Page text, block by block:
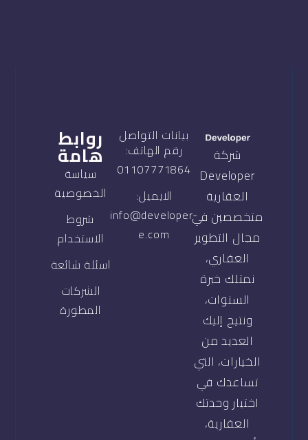
شركة
Developer
العقارية
متخصصين في
مجال التطوير
العقاري،
نمتلك خبرة
السنوات،
ونتيح إليك
العديد من
الخيارات، التي
تساعدك في
اختيار وحدتك
العقارية،
بيانات التواصل
رقم الهاتف:
01107771864
الايميل:
info@developer-
e.com
روابط
هامة
سياسة
الخصوصية
شروط
الاستخدام
اسئلة شائعة
الشركات
المطورة